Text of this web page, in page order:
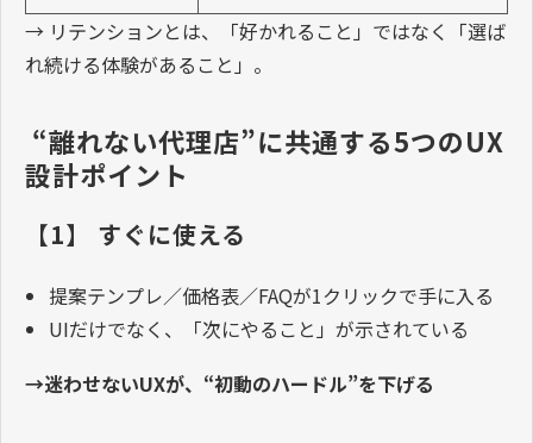
→ リテンションとは、「好かれること」ではなく「選ば
れ続ける体験があること」。
設計ポイント
【1】 すぐに使える
提案テンプレ／価格表／FAQが1クリックで手に入る
UIだけでなく、「次にやること」が示されている
→迷わせないUXが、“初動のハードル”を下げる